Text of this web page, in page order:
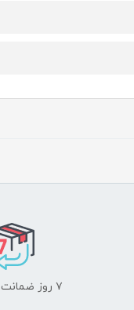
۷ روز ضمانت بازگشت